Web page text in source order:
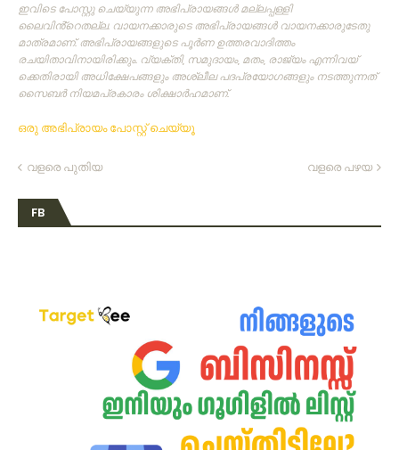
ഇവിടെ പോസ്റ്റു ചെയ്യുന്ന അഭിപ്രായങ്ങള്‍ മല്ലപ്പള്ളി
ലൈവിൻ്റെതല്ല. വായനക്കാരുടെ അഭിപ്രായങ്ങള്‍ വായനക്കാരുടേതു
മാത്രമാണ്‌. അഭിപ്രായങ്ങളുടെ പൂര്‍ണ ഉത്തരവാദിത്തം
രചയിതാവിനായിരിക്കും. വ്യക്തി, സമുദായം, മതം, രാജ്യം എന്നിവയ്
ക്കെതിരായി അധിക്ഷേപങ്ങളും അശ്ലീല പദപ്രയോഗങ്ങളും നടത്തുന്നത്‌
സൈബര്‍ നിയമപ്രകാരം ശിക്ഷാര്‍ഹമാണ്‌.
ഒരു അഭിപ്രായം പോസ്റ്റ് ചെയ്യൂ
വളരെ പുതിയ വളരെ പഴയ
FB